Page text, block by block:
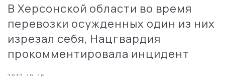
В Херсонской области во время
перевозки осужденных один из них
изрезал себя, Нацгвардия
прокомментировала инцидент